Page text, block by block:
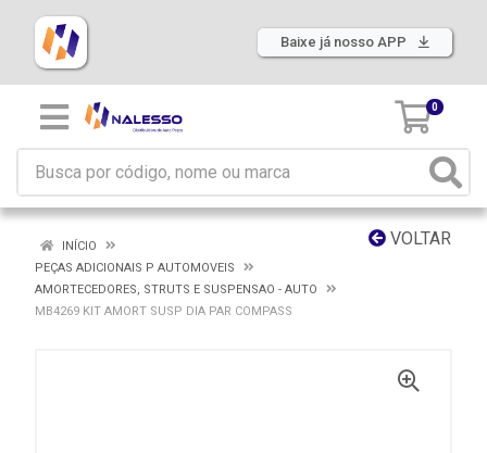
Baixe já nosso APP
0
VOLTAR
INÍCIO
PEÇAS ADICIONAIS P AUTOMOVEIS
AMORTECEDORES, STRUTS E SUSPENSAO - AUTO
MB4269 KIT AMORT SUSP DIA PAR COMPASS